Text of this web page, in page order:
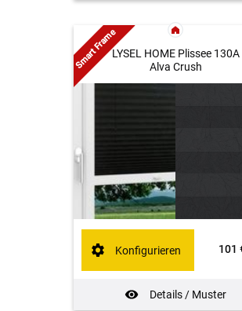
LYSEL HOME Plissee 130A
Alva Crush
101
Details / Muster
Konfigurieren
Smart Frame